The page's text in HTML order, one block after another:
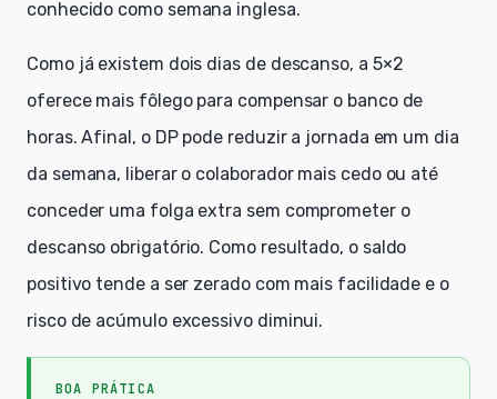
conhecido como semana inglesa.
Como já existem dois dias de descanso, a 5×2
oferece mais fôlego para compensar o banco de
horas. Afinal, o DP pode reduzir a jornada em um dia
da semana, liberar o colaborador mais cedo ou até
conceder uma folga extra sem comprometer o
descanso obrigatório. Como resultado, o saldo
positivo tende a ser zerado com mais facilidade e o
risco de acúmulo excessivo diminui.
BOA PRÁTICA